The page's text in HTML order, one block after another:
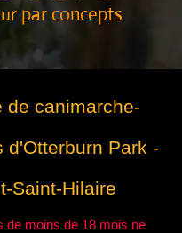
par concepts
de canimarche-
d'Otterburn Park -
Saint-Hilaire
de moins de 18 mois ne